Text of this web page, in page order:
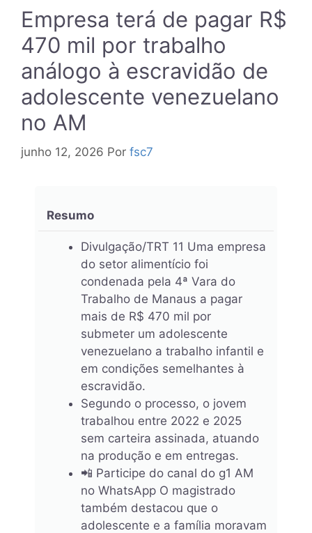
Empresa terá de pagar R$
470 mil por trabalho
análogo à escravidão de
adolescente venezuelano
no AM
junho 12, 2026 Por fsc7
Resumo
Divulgação/TRT 11 Uma empresa
do setor alimentício foi
condenada pela 4ª Vara do
Trabalho de Manaus a pagar
mais de R$ 470 mil por
submeter um adolescente
venezuelano a trabalho infantil e
em condições semelhantes à
escravidão.
Segundo o processo, o jovem
trabalhou entre 2022 e 2025
sem carteira assinada, atuando
na produção e em entregas.
📲 Participe do canal do g1 AM
no WhatsApp O magistrado
também destacou que o
adolescente e a família moravam